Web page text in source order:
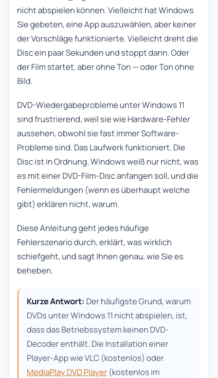
nicht abspielen können. Vielleicht hat Windows
Sie gebeten, eine App auszuwählen, aber keiner
der Vorschläge funktionierte. Vielleicht dreht die
Disc ein paar Sekunden und stoppt dann. Oder
der Film startet, aber ohne Ton — oder Ton ohne
Bild.
DVD-Wiedergabeprobleme unter Windows 11
sind frustrierend, weil sie wie Hardware-Fehler
aussehen, obwohl sie fast immer Software-
Probleme sind. Das Laufwerk funktioniert. Die
Disc ist in Ordnung. Windows weiß nur nicht, was
es mit einer DVD-Film-Disc anfangen soll, und die
Fehlermeldungen (wenn es überhaupt welche
gibt) erklären nicht, warum.
Diese Anleitung geht jedes häufige
Fehlerszenario durch, erklärt, was wirklich
schiefgeht, und sagt Ihnen genau, wie Sie es
beheben.
Kurze Antwort: Der häufigste Grund, warum
DVDs unter Windows 11 nicht abspielen, ist,
dass das Betriebssystem keinen DVD-
Decoder enthält. Die Installation einer
Player-App wie VLC (kostenlos) oder
MediaPlay DVD Player(kostenlos im